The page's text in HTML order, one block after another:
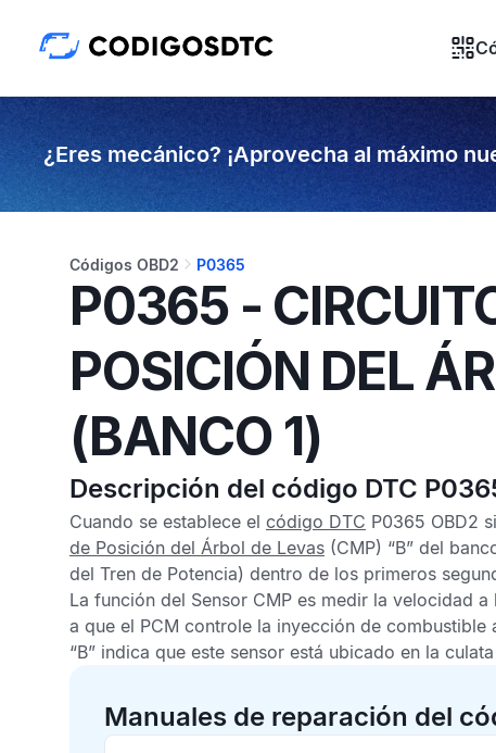
¿Eres mecánico? ¡Aprovecha al máximo
Códigos OBD2 P0365
P0365 -
POSICIÓN DEL
(BANCO 1)
Descripción del código DTC
Cuando se establece el código DTC P0365 OBD2
de Posición del Árbol de Levas (CMP) “B” del
del Tren de Potencia) dentro de los primeros
La función del Sensor CMP es medir la velocidad
a que el PCM controle la inyección de combustible
“B” indica que este sensor está ubicado en la
Manuales de reparación del